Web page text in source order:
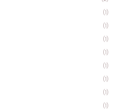
(1)
(1)
(1)
(1)
(1)
(1)
(1)
(1)